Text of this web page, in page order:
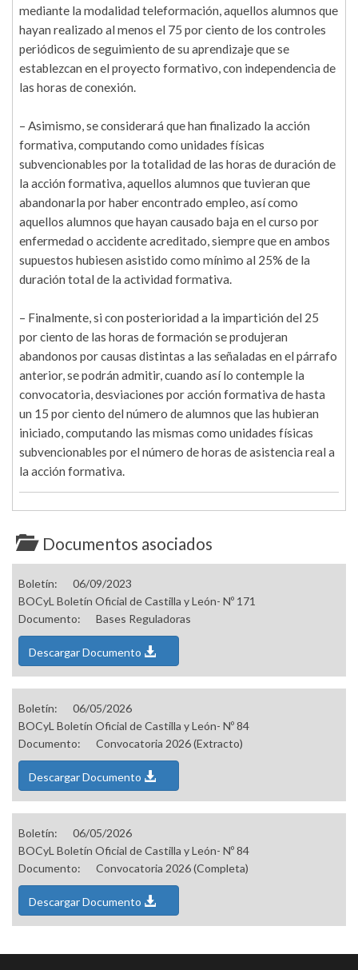
mediante la modalidad teleformación, aquellos alumnos que
hayan realizado al menos el 75 por ciento de los controles
periódicos de seguimiento de su aprendizaje que se
establezcan en el proyecto formativo, con independencia de
las horas de conexión.
– Asimismo, se considerará que han finalizado la acción
formativa, computando como unidades físicas
subvencionables por la totalidad de las horas de duración de
la acción formativa, aquellos alumnos que tuvieran que
abandonarla por haber encontrado empleo, así como
aquellos alumnos que hayan causado baja en el curso por
enfermedad o accidente acreditado, siempre que en ambos
supuestos hubiesen asistido como mínimo al 25% de la
duración total de la actividad formativa.
– Finalmente, si con posterioridad a la impartición del 25
por ciento de las horas de formación se produjeran
abandonos por causas distintas a las señaladas en el párrafo
anterior, se podrán admitir, cuando así lo contemple la
convocatoria, desviaciones por acción formativa de hasta
un 15 por ciento del número de alumnos que las hubieran
iniciado, computando las mismas como unidades físicas
subvencionables por el número de horas de asistencia real a
la acción formativa.
Documentos asociados
Boletín:
06/09/2023
BOCyL Boletín Oficial de Castilla y León- Nº 171
Documento:
Bases Reguladoras
Descargar Documento
Boletín:
06/05/2026
BOCyL Boletín Oficial de Castilla y León- Nº 84
Documento:
Convocatoria 2026 (Extracto)
Descargar Documento
Boletín:
06/05/2026
BOCyL Boletín Oficial de Castilla y León- Nº 84
Documento:
Convocatoria 2026 (Completa)
Descargar Documento